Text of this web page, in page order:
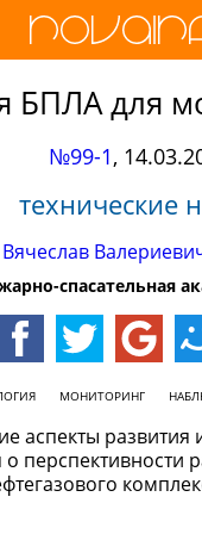
БПЛА для
№99-1,
технические
спасательная
МОНИТОРИНГ
аспекты